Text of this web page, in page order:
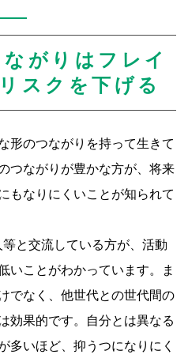
がりはフレイ
スクを下げる
形のつながりを持って生きて
つながりが豊かな方が、将来
もなりにくいことが知られて
と交流している方が、活動
いことがわかっています。ま
でなく、他世代との世代間の
効果的です。自分とは異なる
多いほど、抑うつになりにく